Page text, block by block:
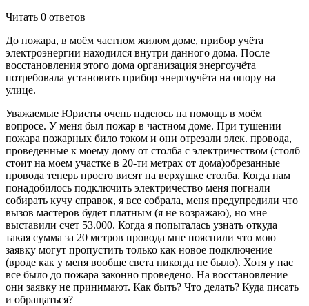
Читать 0 ответов
До пожара, в моём частном жилом доме, прибор учёта
электроэнергии находился внутри данного дома. После
восстановления этого дома организация энергоучёта
потребовала установить прибор энергоучёта на опору на
улице.
Уважаемые Юристы очень надеюсь на помощь в моём
вопросе. У меня был пожар в частном доме. При тушении
пожара пожарных било током и они отрезали элек. провода,
проведенные к моему дому от столба с электричеством (столб
стоит на моем участке в 20-ти метрах от дома)обрезанные
провода теперь просто висят на верхушке столба. Когда нам
понадобилось подключить электричество меня погнали
собирать кучу справок, я все собрала, меня предупредили что
вызов мастеров будет платным (я не возражаю), но мне
выставили счет 53.000. Когда я попыталась узнать откуда
такая сумма за 20 метров провода мне пояснили что мою
заявку могут пропустить только как новое подключение
(вроде как у меня вообще света никогда не было). Хотя у нас
все было до пожара законно проведено. На восстановление
они заявку не принимают. Как быть? Что делать? Куда писать
и обращаться?